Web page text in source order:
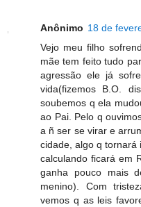
Anônimo 18 de
Vejo meu filho
mãe tem feito tudo
agressão ele já
vida(fizemos B.O.
soubemos q ela
ao Pai. Pelo q
a ñ ser se virar e
cidade, algo q tornará
calculando ficará em
ganha pouco mais
menino). Com
vemos q as leis